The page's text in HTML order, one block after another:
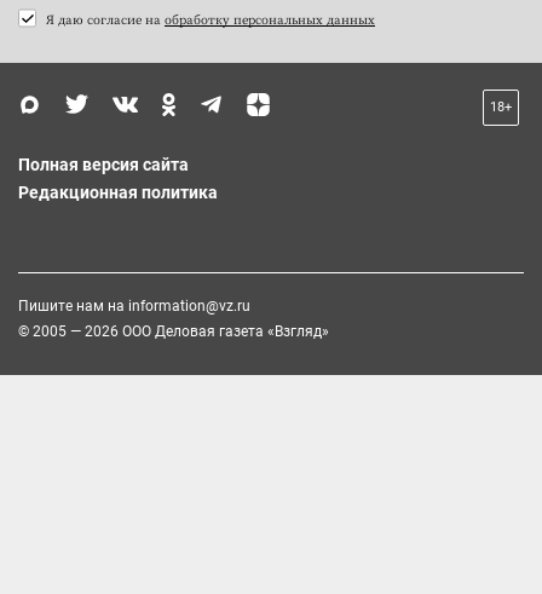
Я даю согласие на обработку персональных данных
18+
Полная версия сайта
Редакционная политика
Пишите нам на information@vz.ru
© 2005 — 2026 ООО Деловая газета «Взгляд»